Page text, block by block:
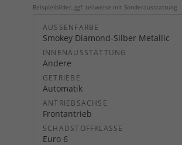
Beispielbilder, ggf. teilweise mit Sonderausstattung
AUSSENFARBE
Smokey Diamond-Silber Metallic
INNENAUSSTATTUNG
Andere
GETRIEBE
Automatik
ANTRIEBSACHSE
Frontantrieb
SCHADSTOFFKLASSE
Euro 6